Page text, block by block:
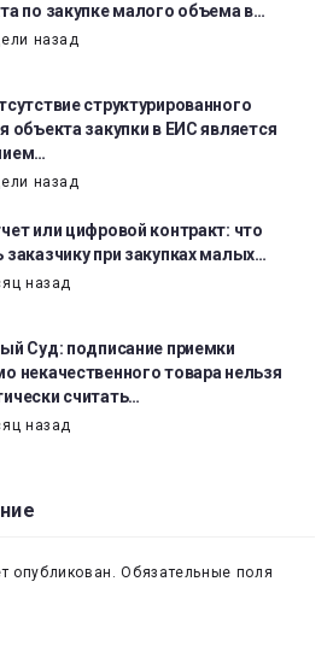
по закупке малого объема в…
назад
структурированного
объекта закупки в ЕИС является
назад
или цифровой контракт: что
заказчику при закупках малых…
назад
Суд: подписание приемки
некачественного товара нельзя
считать…
назад
опубликован.
Обязательные поля